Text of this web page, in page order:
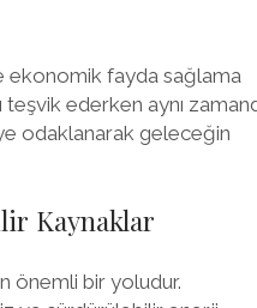
ekonomik fayda sağlama
teşvik ederken aynı
odaklanarak geleceğin
Kaynaklar
önemli bir yoludur.